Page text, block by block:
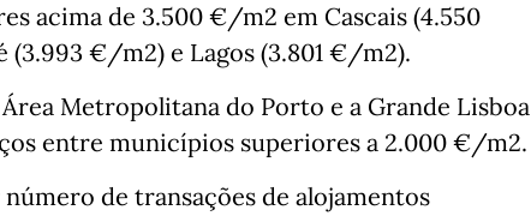
acima de 3.500 €/m2 em Cascais (4.550
€/m2) e Lagos (3.801 €/m2).
Metropolitana do Porto e a Grande Lisboa
entre municípios superiores a 2.000 €/m2.
de transações de alojamentos